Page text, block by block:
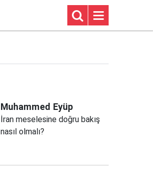
Muhammed Eyüp
İran meselesine doğru bakış
nasıl olmalı?